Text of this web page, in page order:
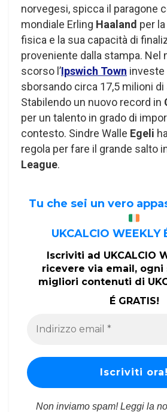
norvegesi, spicca il paragone
mondiale Erling Haaland per
fisica e la sua capacità di
proveniente dalla stampa. Nel
scorso l’Ipswich Town investe
sborsando circa 17,5 milioni di
Stabilendo un nuovo record in
per un talento in grado di
contesto. Sindre Walle Egeli
regola per fare il grande salto
League.
Tu che sei un vero
UKCALCIO WEEKLY
Iscriviti ad UKCALCIO
ricevere via email, ogni
migliori contenuti di
É GRATIS!
Non inviamo spam! Leggi la